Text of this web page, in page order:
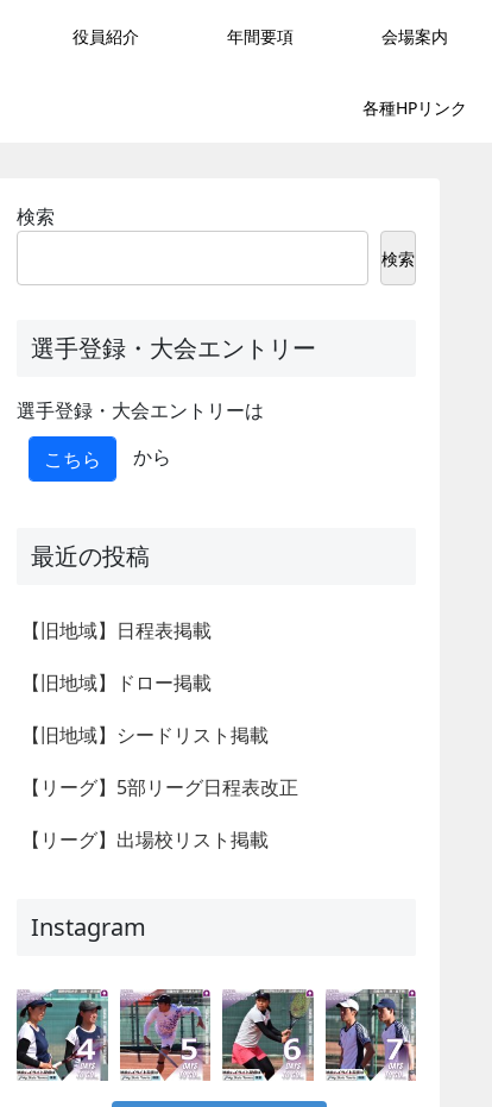
役員紹介 年間要項 会場案内
各種HPリンク
検索
検索
選手登録・大会エントリー
選手登録・大会エントリーは
こちら
から
最近の投稿
【旧地域】日程表掲載
【旧地域】ドロー掲載
【旧地域】シードリスト掲載
【リーグ】5部リーグ日程表改正
【リーグ】出場校リスト掲載
Instagram